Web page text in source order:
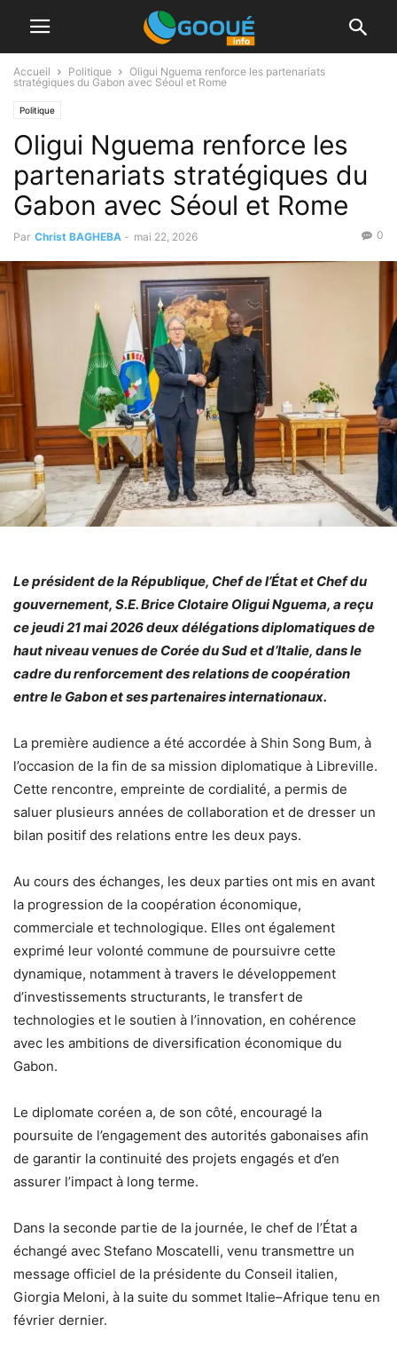
Accueil Politique
Oligui Nguema renforce les partenariats
stratégiques du Gabon avec Séoul et Rome
Politique
Oligui Nguema renforce les
partenariats stratégiques du
Gabon avec Séoul et Rome
Par Christ BAGHEBA - mai 22, 2026 0
Le président de la République, Chef de l’État et Chef du
gouvernement, S.E. Brice Clotaire Oligui Nguema, a reçu
ce jeudi 21 mai 2026 deux délégations diplomatiques de
haut niveau venues de Corée du Sud et d’Italie, dans le
cadre du renforcement des relations de coopération
entre le Gabon et ses partenaires internationaux.
La première audience a été accordée à Shin Song Bum, à
l’occasion de la fin de sa mission diplomatique à Libreville.
Cette rencontre, empreinte de cordialité, a permis de
saluer plusieurs années de collaboration et de dresser un
bilan positif des relations entre les deux pays.
Au cours des échanges, les deux parties ont mis en avant
la progression de la coopération économique,
commerciale et technologique. Elles ont également
exprimé leur volonté commune de poursuivre cette
dynamique, notamment à travers le développement
d’investissements structurants, le transfert de
technologies et le soutien à l’innovation, en cohérence
avec les ambitions de diversification économique du
Gabon.
Le diplomate coréen a, de son côté, encouragé la
poursuite de l’engagement des autorités gabonaises afin
de garantir la continuité des projets engagés et d’en
assurer l’impact à long terme.
Dans la seconde partie de la journée, le chef de l’État a
échangé avec Stefano Moscatelli, venu transmettre un
message officiel de la présidente du Conseil italien,
Giorgia Meloni, à la suite du sommet Italie–Afrique tenu en
février dernier.